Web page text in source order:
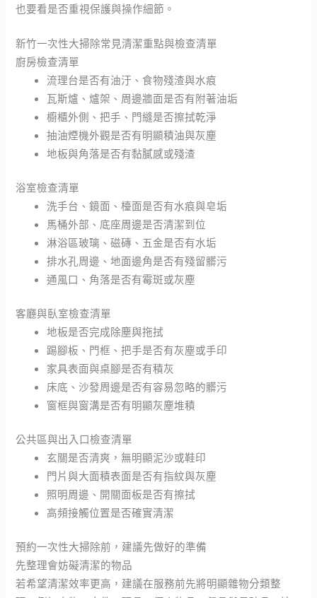
也要看是否重視保護與操作細節。
新竹一次性大掃除常見清潔重點與檢查清單
廚房檢查清單
流理台是否有油汙、食物殘渣與水痕
瓦斯爐、爐架、周邊牆面是否有附著油垢
櫥櫃外側、把手、門縫是否擦拭乾淨
抽油煙機外觀是否有明顯積油與灰塵
地板與角落是否有黏膩感或殘渣
浴室檢查清單
洗手台、鏡面、檯面是否有水痕與皂垢
馬桶外部、底座周邊是否清潔到位
淋浴區玻璃、磁磚、五金是否有水垢
排水孔周邊、地面邊角是否有殘留髒污
通風口、角落是否有霉斑或灰塵
客廳與臥室檢查清單
地板是否完成除塵與拖拭
踢腳板、門框、把手是否有灰塵或手印
家具表面與桌腳是否有積灰
床底、沙發周邊是否有容易忽略的髒污
窗框與窗溝是否有明顯灰塵堆積
公共區與出入口檢查清單
玄關是否清爽，無明顯泥沙或鞋印
門片與大面積表面是否有指紋與灰塵
照明周邊、開關面板是否有擦拭
高頻接觸位置是否確實清潔
預約一次性大掃除前，建議先做好的準備
先整理會妨礙清潔的物品
若希望清潔效率更高，建議在服務前先將明顯雜物分類整